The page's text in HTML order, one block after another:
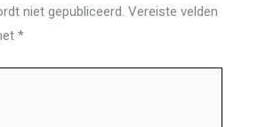
niet gepubliceerd. Vereiste velden
*